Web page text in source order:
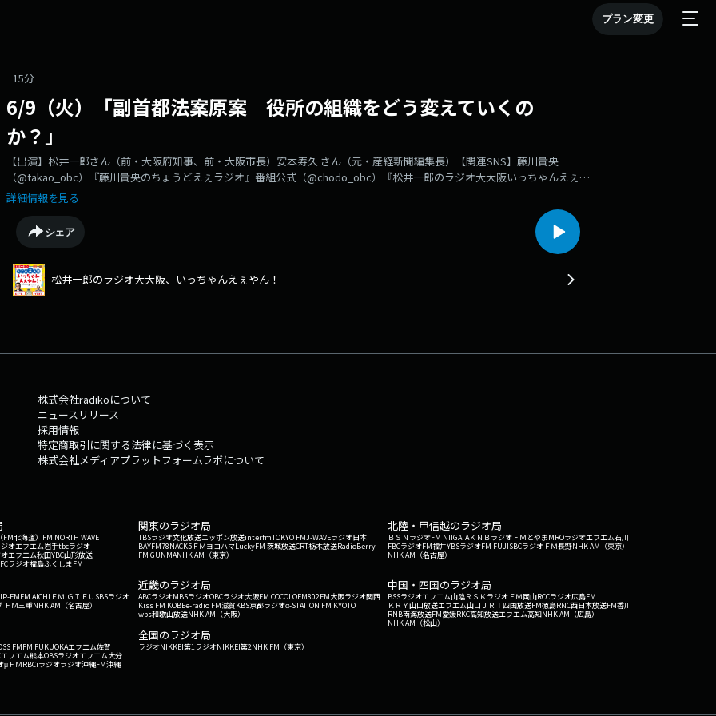
プラン変更
15分
6/9（火）「副首都法案原案 役所の組織をどう変えていくの
か？」
【出演】松井一郎さん（前・大阪府知事、前・大阪市長）安本寿久 さん（元・産経新聞編集長）【関連SNS】藤川貴央
（@takao_obc）『藤川貴央のちょうどえぇラジオ』番組公式（@chodo_obc）『松井一郎のラジオ大大阪いっちゃんえぇや
ん！』自民、維新実務者協議でまとまった副首都法案の原案副首都になった場合、役所の組織づくりはどうなるのか？松井さ
んが語ります。➡https://www.obc1314.co.jp/bangumi/chodo/松井さん、安本さんへのご質問や、ご感想などは✉
chodo@obc1314.co.jpまでお寄せ下さい。「Ｘ」などSNSでは #ちょうどえぇラジオを付けて呟いて下さいね。
詳細情報を見る
シェア
松井一郎のラジオ大大阪、いっちゃんえぇやん！
株式会社radikoについて
ニュースリリース
採用情報
特定商取引に関する法律に基づく表示
株式会社メディアプラットフォームラボについて
北海道） FM NORTH WAVE
オエフエム岩手tbcラジオ
エフエム秋田YBC山形放送
ラジオ福島ふくしまFM
関東のラジオ局
TBSラジオ文化放送ニッポン放送interfmTOKYO FMJ-WAVEラジオ日本
BAYFM78NACK5 ＦＭヨコハマLuckyFM 茨城放送CRT栃木放送RadioBerry
FM GUNMANHK AM（東京）
北陸・甲信越のラジオ局
ＢＳＮラジオFM NIIGATAＫＮＢラジオ ＦＭとやまMROラジオエフエム石川
FBCラジオFM福井YBSラジオFM FUJISBCラジオ ＦＭ長野NHK AM（東京）
NHK AM（名古屋）
FMFM AICHI ＦＭ ＧＩＦＵ SBSラジオ
ＦＭ三重NHK AM（名古屋）
近畿のラジオ局
ABCラジオMBSラジオOBCラジオ大阪FM COCOLOFM802FM大阪ラジオ関西
Kiss FM KOBEe-radio FM滋賀KBS京都ラジオα-STATION FM KYOTO
wbs和歌山放送NHK AM（大阪）
中国・四国のラジオ局
BSSラジオエフエム山陰ＲＳＫラジオ ＦＭ岡山RCCラジオ広島FM
ＫＲＹ山口放送エフエム山口 ＪＲＴ四国放送FM徳島RNC西日本放送FM香川
RNB南海放送FM愛媛RKC高知放送エフエム高知NHK AM（広島）
NHK AM（松山）
FMFM FUKUOKAエフエム佐賀
フエム熊本OBSラジオエフエム大分
μＦＭRBCiラジオラジオ沖縄FM沖縄
全国のラジオ局
ラジオNIKKEI第1ラジオNIKKEI第2NHK FM（東京）